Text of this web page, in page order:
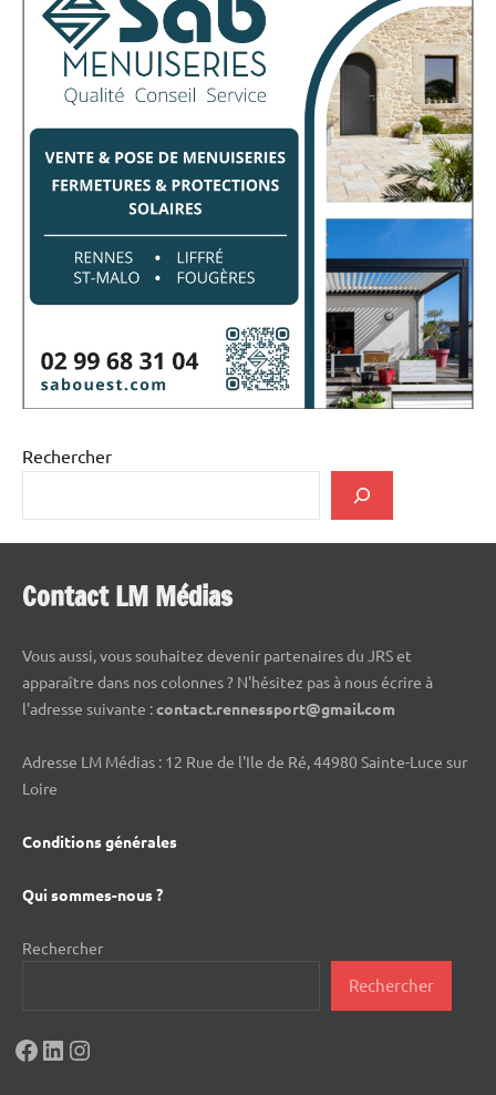
Rechercher
Contact LM Médias
Vous aussi, vous souhaitez devenir partenaires du JRS et
apparaître dans nos colonnes ? N'hésitez pas à nous écrire à
l'adresse suivante :contact.rennessport@gmail.com
Adresse LM Médias : 12 Rue de l'Ile de Ré, 44980 Sainte-Luce sur
Loire
Conditions générales
Qui sommes-nous ?
Rechercher
Rechercher
Facebook
LinkedIn
Instagram